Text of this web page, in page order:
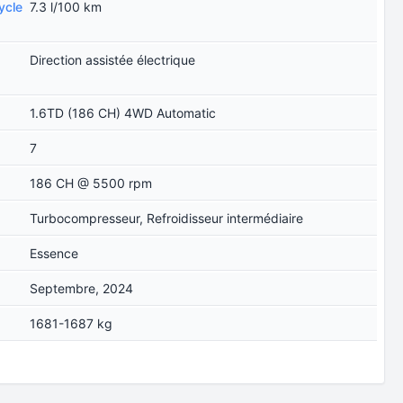
7.3 l/100 km
Direction assistée électrique
1.6TD (186 CH) 4WD Automatic
7
186 CH @ 5500 rpm
Turbocompresseur, Refroidisseur intermédiaire
Essence
Septembre, 2024
1681-1687 kg